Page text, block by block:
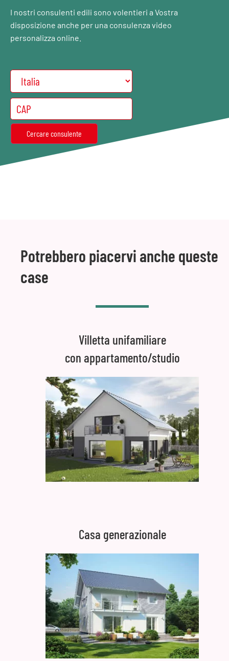
I nostri consulenti edili sono volentieri a Vostra
disposizione anche per una consulenza video
personalizza online.
Potrebbero piacervi anche queste
case
Villetta unifamiliare
con appartamento/studio
Casa generazionale